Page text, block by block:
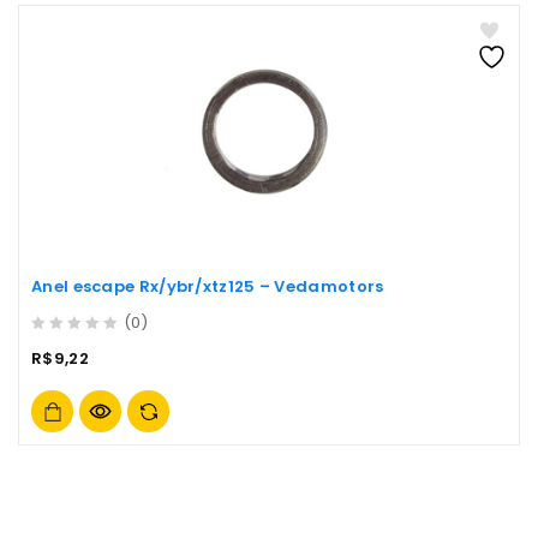
Anel escape Rx/ybr/xtz125 – Vedamotors
out
5
(0)
R$9,22